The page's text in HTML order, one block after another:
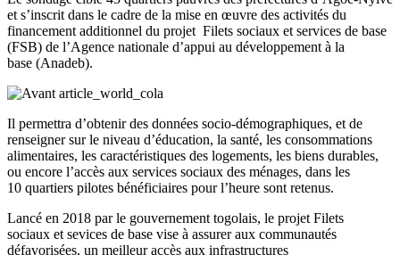
et s’inscrit dans le cadre de la mise en œuvre des activités du
financement additionnel du projet Filets sociaux et services de base
(FSB) de l’Agence nationale d’appui au développement à la
base (Anadeb).
Il permettra d’obtenir des données socio-démographiques, et de
renseigner sur le niveau d’éducation, la santé, les consommations
alimentaires, les caractéristiques des logements, les biens durables,
ou encore l’accès aux services sociaux des ménages, dans les
10 quartiers pilotes bénéficiaires pour l’heure sont retenus.
Lancé en 2018 par le gouvernement togolais, le projet Filets
sociaux et sevices de base vise à assurer aux communautés
défavorisées, un meilleur accès aux infrastructures